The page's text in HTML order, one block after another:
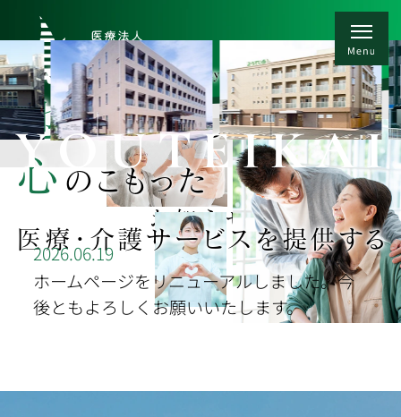
heartfelt care for our community
地域と連携し
心 のこもった
医療・介護サービスを提供する
YOUTEIKAI
お知らせ
2026.06.19
ホームページをリニューアルしました。今
後ともよろしくお願いいたします。